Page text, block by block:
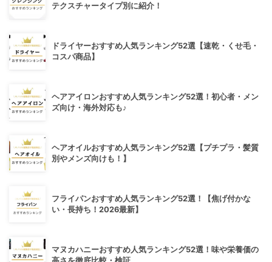
テクスチャータイプ別に紹介！
ドライヤーおすすめ人気ランキング52選【速乾・くせ毛・
コスパ商品】
ヘアアイロンおすすめ人気ランキング52選！初心者・メン
ズ向け・海外対応も♪
ヘアオイルおすすめ人気ランキング52選【プチプラ・髪質
別やメンズ向けも！】
フライパンおすすめ人気ランキング52選！【焦げ付かな
い・長持ち！2026最新】
マヌカハニーおすすめ人気ランキング52選！味や栄養価の